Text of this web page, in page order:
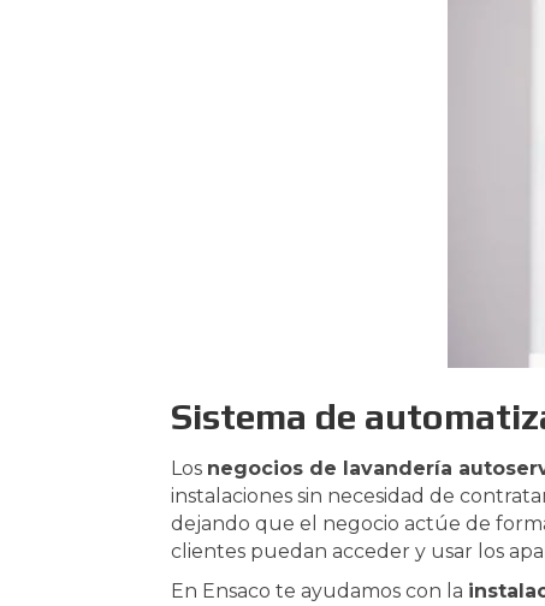
Sistema de
Los negocios de lavandería
instalaciones sin necesidad de
dejando que el negocio actúe de
clientes puedan acceder y usar los
En Ensaco te ayudamos con la